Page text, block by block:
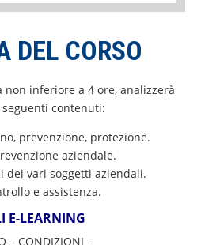
DEL CORSO
non inferiore a 4 ore, analizzerà
contenuti:
prevenzione, protezione.
aziendale.
dei vari soggetti aziendali.
e assistenza.
E-LEARNING
– CONDIZIONI –